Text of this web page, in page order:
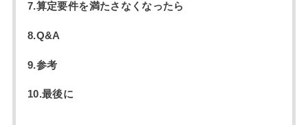
7.算定要件を満たさなくなったら
8.Q&A
9.参考
10.最後に